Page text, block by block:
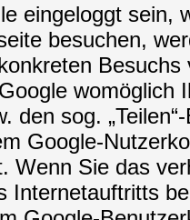
eingeloggt sein,
besuchen,
womöglich
den sog.
Google-
Wenn Sie das
Internetauftritts